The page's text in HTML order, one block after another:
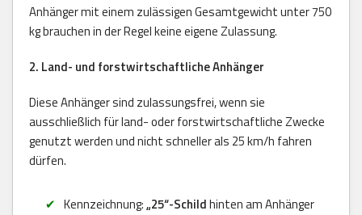
Anhänger mit einem zulässigen Gesamtgewicht unter 750
kg brauchen in der Regel keine eigene Zulassung.
2. Land- und forstwirtschaftliche Anhänger
Diese Anhänger sind zulassungsfrei, wenn sie
ausschließlich für land- oder forstwirtschaftliche Zwecke
genutzt werden und nicht schneller als 25 km/h fahren
dürfen.
Kennzeichnung:„25“-Schildhinten am Anhänger